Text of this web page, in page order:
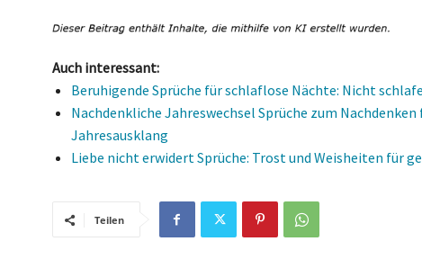
Auch interessant:
Beruhigende Sprüche für schlaflose Nächte: Nicht
Nachdenkliche Jahreswechsel Sprüche zum
Jahresausklang
Liebe nicht erwidert Sprüche: Trost und Weisheiten für
Teilen